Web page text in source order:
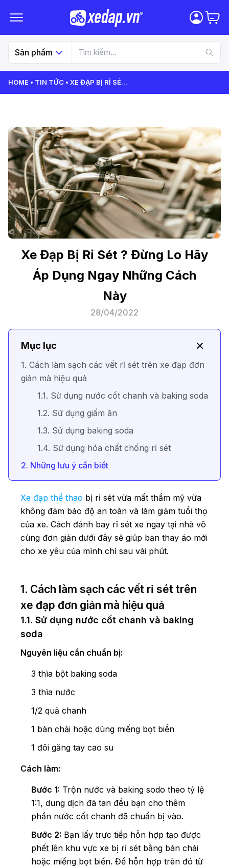
Sản phẩm
HOME TIN TỨC XE ĐẠP BỊ RỈ SÉ...
Xe Đạp Bị Rỉ Sét ? Đừng Lo Hãy
Áp Dụng Ngay Những Cách
Này
28/04/2022
Mục lục
1. Cách làm sạch các vết rỉ sét trên xe đạp đơn
giản mà hiệu quả
1.1. Sử dụng nước cốt chanh và baking soda
1.2. Sử dụng giấm ăn
1.3. Sử dụng baking soda
1.4. Sử dụng hóa chất chống rỉ sét
2. Những lưu ý cần biết
Xe đạp thể thao bị rỉ sét vừa mất thẩm mỹ vừa
không đảm bảo độ an toàn và làm giảm tuổi thọ
của xe. Cách đánh bay rỉ sét xe ngay tại nhà vô
cùng đơn giản dưới đây sẽ giúp bạn thay áo mới
cho xe yêu của mình chỉ sau vài phút.
1. Cách làm sạch các vết rỉ sét trên
xe đạp đơn giản mà hiệu quả
1.1. Sử dụng nước cốt chanh và baking
soda
Nguyên liệu cần chuẩn bị:
3 thìa bột baking soda
3 thìa nước
1/2 quả chanh
1 bàn chải hoặc dùng miếng bọt biển
1 đôi găng tay cao su
Cách làm:
Bước 1: Trộn nước và baking sodo theo tỷ lệ
1:1, dung dịch đã tan đều bạn cho thêm
phần nước cốt chanh đã chuẩn bị vào.
Bước 2: Bạn lấy trực tiếp hỗn hợp tạo được
phết lên khu vực xe bị rỉ sét bằng bàn chải
hoặc miếng bọt biển. Để hỗn hợp trên đó từ